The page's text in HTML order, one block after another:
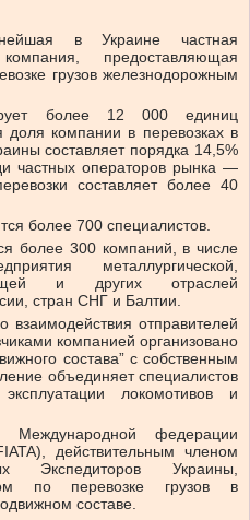
в Украине частная
компания, предоставляющая
грузов железнодорожным
более 12 000 единиц
доля компании в перевозках в
составляет порядка 14,5%
частных операторов рынка —
составляет более 40
более 700 специалистов.
более 300 компаний, в числе
металлургической,
и других отраслей
стран СНГ и Балтии.
взаимодействия отправителей
компанией организовано
состава” с собственным
объединяет специалистов
локомотивов и
Международной федерации
действительным членом
Экспедиторов Украины,
по перевозке грузов в
составе.